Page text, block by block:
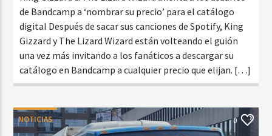
de Bandcamp a ‘nombrar su precio’ para el catálogo
digital Después de sacar sus canciones de Spotify, King
Gizzard y The Lizard Wizard están volteando el guión
una vez más invitando a los fanáticos a descargar su
catálogo en Bandcamp a cualquier precio que elijan. […]
NOTICIAS 0